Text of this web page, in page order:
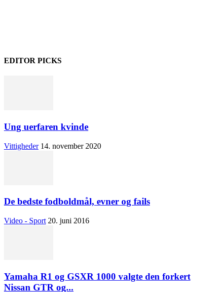
EDITOR PICKS
Ung uerfaren kvinde
Vittigheder 14. november 2020
De bedste fodboldmål, evner og fails
Video - Sport 20. juni 2016
Yamaha R1 og GSXR 1000 valgte den forkert
Nissan GTR og...